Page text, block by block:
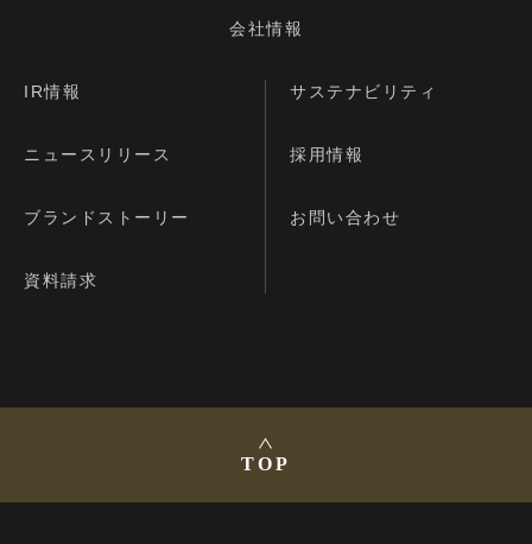
会社情報
IR情報 サステナビリティ
ニュースリリース 採用情報
ブランドストーリー お問い合わせ
資料請求
TOP